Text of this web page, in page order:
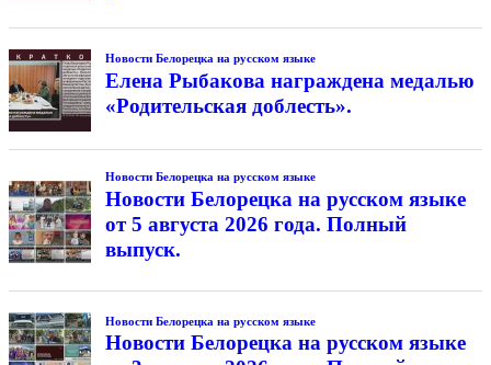
Новости Белорецка на русском языке
Елена Рыбакова награждена медалью
«Родительская доблесть».
Новости Белорецка на русском языке
Новости Белорецка на русском языке
от 5 августа 2026 года. Полный
выпуск.
Новости Белорецка на русском языке
Новости Белорецка на русском языке